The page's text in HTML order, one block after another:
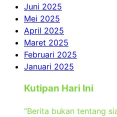
Juni 2025
Mei 2025
April 2025
Maret 2025
Februari 2025
Januari 2025
Kutipan Hari Ini
“Berita bukan tentang